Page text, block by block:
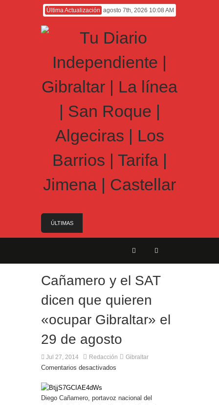
Última Actualización agosto 7th, 2026 10:08 AM
ÚLTIMAS
Angelo Cerisola como Director Ejecutivo del
El alcalde felicita a Sara, que con 14 años ha
obtenido el nivel de inglés C2
El Ministro Feetham refuerza la presencia
internacional de Gibraltar durante su visita a
Canadá
Entrega de la Medalla de la Policía del Territorio
Presentado el IV Torneo de Fútbol Senior Alcalde
Cañamero y el SAT
dicen que quieren
«ocupar Gibraltar» el
29 de agosto
Jul 27, 2014 Redacción Gibraltar
Comentarios desactivados
Diego Cañamero, portavoz nacional del